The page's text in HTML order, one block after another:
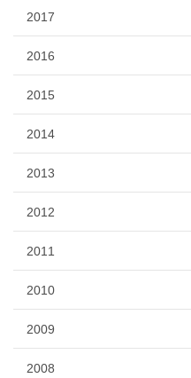
2017
2016
2015
2014
2013
2012
2011
2010
2009
2008